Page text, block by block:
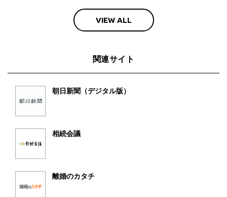
VIEW ALL
関連サイト
朝日新聞（デジタル版）
相続会議
離婚のカタチ